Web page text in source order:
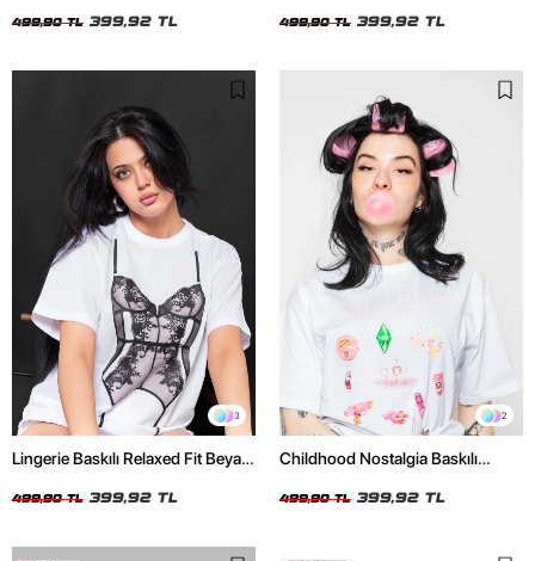
499,90 TL 399,92 TL 499,90 TL 399,92 TL
3
Lingerie Baskılı Relaxed Fit Beyaz
499,90 TL 399,92 TL
2
Childhood Nostalgia Baskılı
499,90 TL 399,92 TL